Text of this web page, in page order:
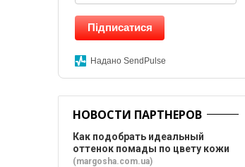
Підписатися
Надано SendPulse
НОВОСТИ ПАРТНЕРОВ
Как подобрать идеальный
оттенок помады по цвету кожи
(margosha.com.ua)